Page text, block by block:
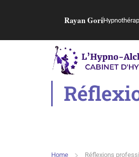
Rayan Gori
Home Réflexions